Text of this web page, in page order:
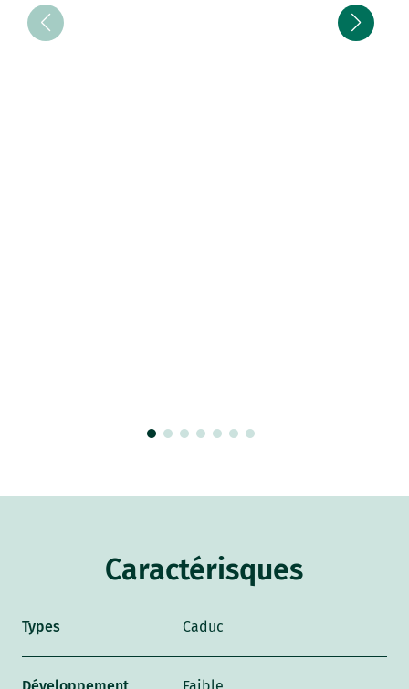
Caractérisques
Types Caduc
Développement Faible